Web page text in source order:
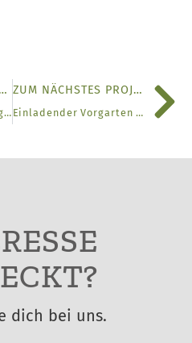
PROJEKT
Gartenfreuden für die ganze Familie
ZUM NÄCHSTES PROJEKT
Einladender Vorgarten mit außergewöhnlichen Extras
dich bei uns.